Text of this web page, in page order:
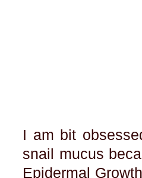
I am bit
snail mucus
Epidermal